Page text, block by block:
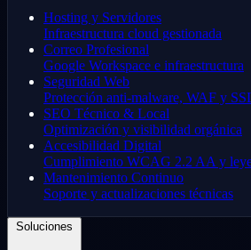
Hosting y Servidores
Infraestructura cloud gestionada
Correo Profesional
Google Workspace e infraestructura
Seguridad Web
Protección anti-malware, WAF y
SEO Técnico & Local
Optimización y visibilidad orgánica
Accesibilidad Digital
Cumplimiento WCAG 2.2 AA y
Mantenimiento Continuo
Soporte y actualizaciones técnicas